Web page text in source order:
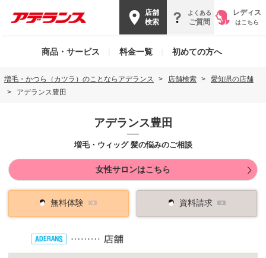
店舗
検索
よくある
ご質問
レディス
はこちら
商品・サービス 料金一覧 初めての方へ
増毛・かつら（カツラ）のことならアデランス 店舗検索
愛知県の店舗
アデランス豊田
アデランス豊田
増毛・ウィッグ 髪の悩みのご相談
女性サロンはこちら
無料体験 資料請求